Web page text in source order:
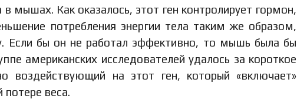
мышах. Как оказалось, этот ген контролирует гормон,
потребления энергии тела таким же образом,
Если бы он не работал эффективно, то мышь была бы
американских исследователей удалось за короткое
воздействующий на этот ген, который «включает»
веса.